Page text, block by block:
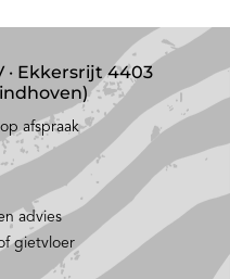
· Ekkersrijt 4403
afspraak
advies
gietvloer